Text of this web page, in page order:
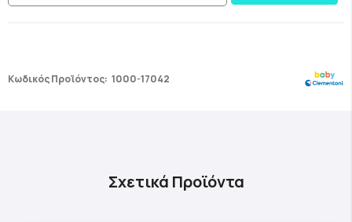
Κωδικός Προϊόντος: 1000-17042
Σχετικά Προϊόντα